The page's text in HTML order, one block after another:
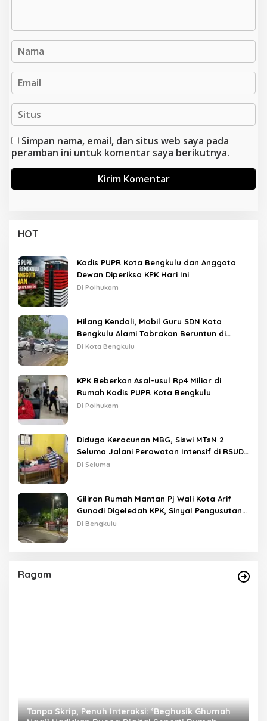
Simpan nama, email, dan situs web saya pada
peramban ini untuk komentar saya berikutnya.
HOT
Kadis PUPR Kota Bengkulu dan Anggota
Dewan Diperiksa KPK Hari Ini
Di Polhukam
Hilang Kendali, Mobil Guru SDN Kota
Bengkulu Alami Tabrakan Beruntun di
Lampu Merah
Di Kota Bengkulu
KPK Beberkan Asal-usul Rp4 Miliar di
Rumah Kadis PUPR Kota Bengkulu
Di Polhukam
Diduga Keracunan MBG, Siswi MTsN 2
Seluma Jalani Perawatan Intensif di RSUD
Tais
Di Seluma
Giliran Rumah Mantan Pj Wali Kota Arif
Gunadi Digeledah KPK, Sinyal Pengusutan
Meluas
Di Bengkulu
Ragam
Tanpa Skrip, Penuh Interaksi: ‘Beghusik Ghumah